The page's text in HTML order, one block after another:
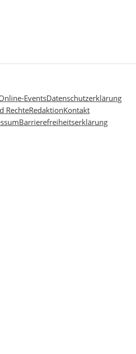
EventsDatenschutzerklärung
RechteRedaktionKontakt
Barrierefreiheitserklärung